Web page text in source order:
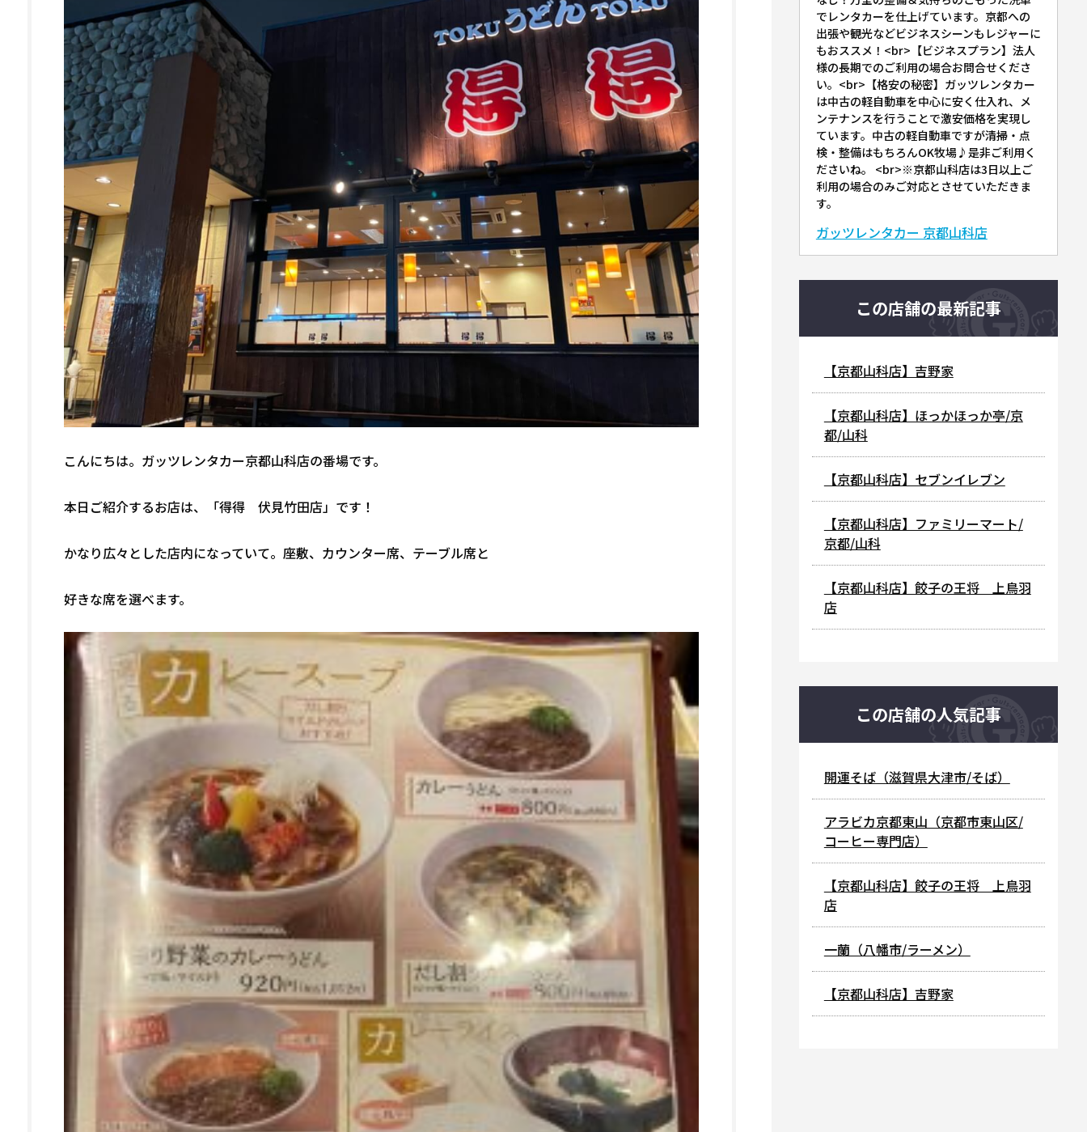
こんにちは。ガッツレンタカー京都山科店の番場です。
本日ご紹介するお店は、「得得 伏見竹田店」です！
かなり広々とした店内になっていて。座敷、カウンター席、テーブル席と
好きな席を選べます。
でレンタカーを仕上げています。京都への
出張や観光などビジネスシーンもレジャーに
もおススメ！<br>【ビジネスプラン】法人
様の長期でのご利用の場合お問合せくださ
い。<br>【格安の秘密】ガッツレンタカー
は中古の軽自動車を中心に安く仕入れ、メ
ンテナンスを行うことで激安価格を実現し
ています。中古の軽自動車ですが清掃・点
検・整備はもちろんOK牧場♪是非ご利用く
ださいね。 <br>※京都山科店は3日以上ご
利用の場合のみご対応とさせていただきま
す。
ガッツレンタカー 京都山科店
この店舗の最新記事
【京都山科店】吉野家
【京都山科店】ほっかほっか亭/京
都/山科
【京都山科店】セブンイレブン
【京都山科店】ファミリーマート/
京都/山科
【京都山科店】餃子の王将 上鳥羽
店
この店舗の人気記事
開運そば（滋賀県大津市/そば）
アラビカ京都東山（京都市東山区/
コーヒー専門店）
【京都山科店】餃子の王将 上鳥羽
店
一蘭（八幡市/ラーメン）
【京都山科店】吉野家